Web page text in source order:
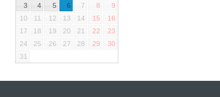
3
4 5 6 7 8
9
10
11 12 13 14 15
16
17
18 19 20 21 22
23
24
25 26 27 28 29
30
31